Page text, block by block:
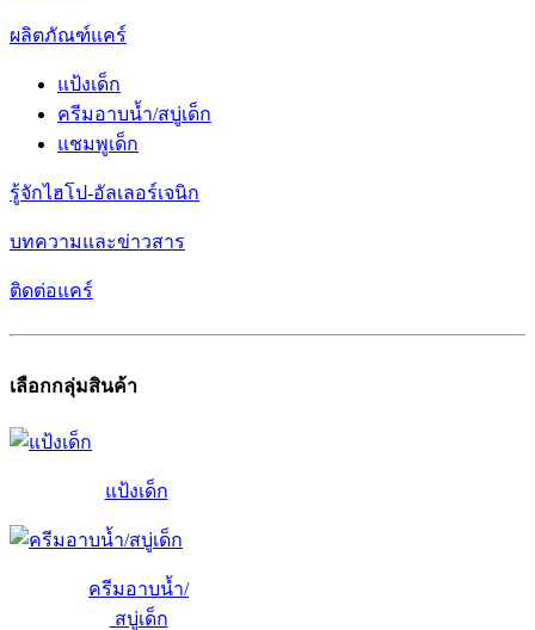
ผลิตภัณฑ์แคร์
แป้งเด็ก
ครีมอาบน้ำ/สบู่เด็ก
แชมพูเด็ก
รู้จักไฮโป-อัลเลอร์เจนิก
บทความและข่าวสาร
ติดต่อแคร์
เลือกกลุ่มสินค้า
แป้งเด็ก
ครีมอาบน้ำ/
สบู่เด็ก